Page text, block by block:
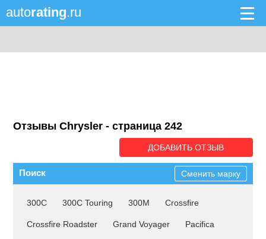
autorating.ru
Отзывы Chrysler - cтраница 242
ДОБАВИТЬ ОТЗЫВ
Поиск Сменить марку
300C 300C Touring 300M Crossfire
Crossfire Roadster Grand Voyager Pacifica